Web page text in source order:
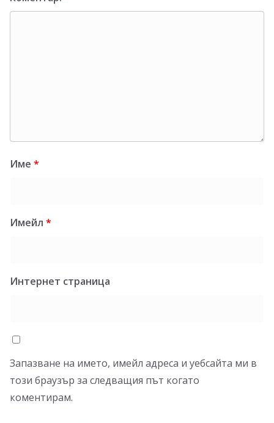
Име *
Имейл *
Интернет страница
Запазване на името, имейл адреса и уебсайта ми в
този браузър за следващия път когато
коментирам.